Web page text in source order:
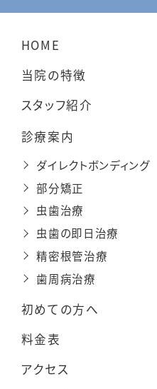
HOME
当院の特徴
スタッフ紹介
診療案内
ダイレクトボンディング
部分矯正
虫歯治療
虫歯の即日治療
精密根管治療
歯周病治療
初めての方へ
料金表
アクセス